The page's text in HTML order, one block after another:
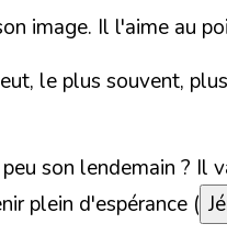
image. Il l'aime au
le plus souvent,
son lendemain ?
plein d'espérance (